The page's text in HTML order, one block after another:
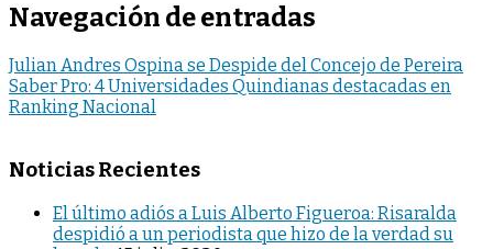
Navegación de entradas
Julian Andres Ospina se Despide del Concejo de Pereira
Saber Pro: 4 Universidades Quindianas destacadas en
Ranking Nacional
Noticias Recientes
El último adiós a Luis Alberto Figueroa: Risaralda
despidió a un periodista que hizo de la verdad su